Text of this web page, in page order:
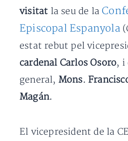
visitat la seu de la
Episcopal Espanyola
estat rebut pel
cardenal Carlos Osoro, i
general, Mons.
Magán.
El vicepresident de la